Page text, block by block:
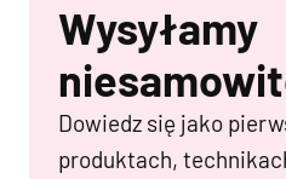
Wysyłamy
Dowiedz się jako
produktach,